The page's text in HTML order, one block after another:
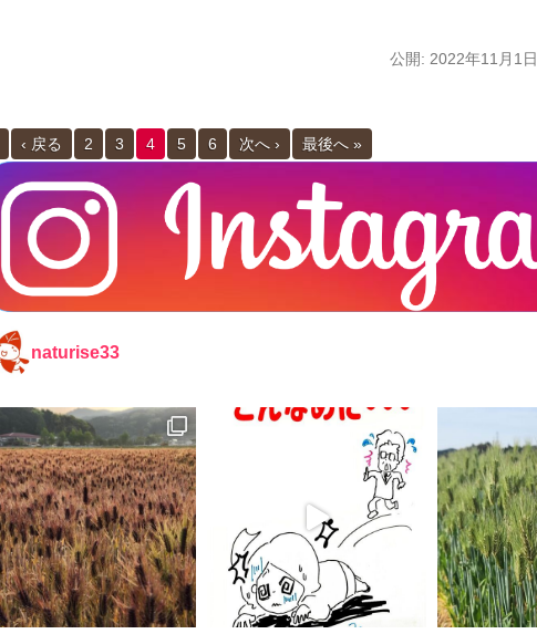
公開: 2022年11月1日
‹ 戻る 2 3 4 5 6 次へ › 最後へ »
naturise33